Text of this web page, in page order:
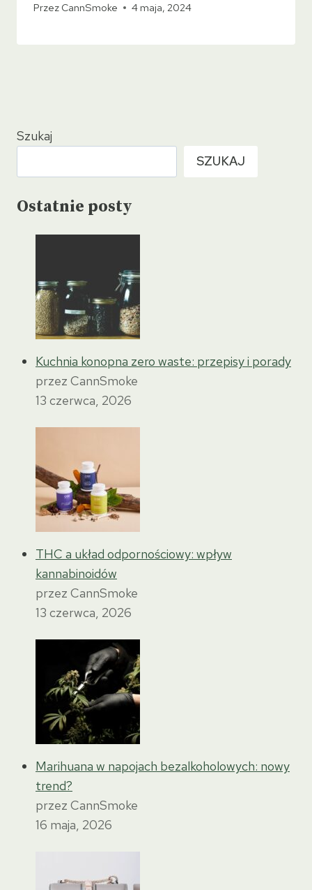
Przez CannSmoke 4 maja, 2024
Szukaj
SZUKAJ
Ostatnie posty
Kuchnia konopna zero waste: przepisy i porady
przez CannSmoke
13 czerwca, 2026
THC a układ odpornościowy: wpływ
kannabinoidów
przez CannSmoke
13 czerwca, 2026
Marihuana w napojach bezalkoholowych: nowy
trend?
przez CannSmoke
16 maja, 2026